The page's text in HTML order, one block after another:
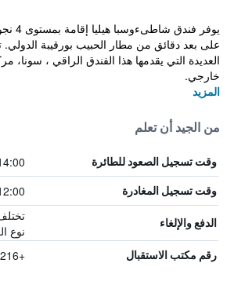
يوفر
على بعد دقائق من مطار الحبيب بورقيبة الدولي.
العديدة التي يقدمها هذا الفندق الراقي ، سونا،
خارجي.
المزيد
من الجيد أن تعلم
وقت تسجيل الصعود للطائرة
وقت تسجيل المغادرة
الدفع والإلغاء
نوع
رقم مكتب الاستقبال +216 3649 9800